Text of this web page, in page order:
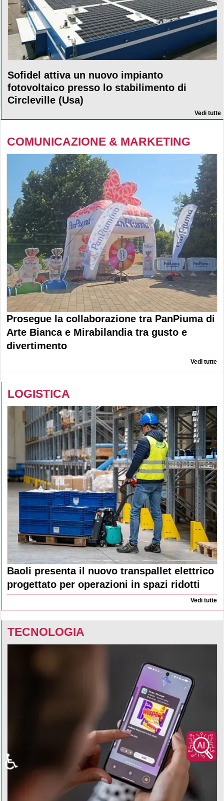
Sofidel attiva un nuovo impianto
fotovoltaico presso lo stabilimento di
Circleville (Usa)
Vedi tutte
COMUNICAZIONE & MARKETING
Prosegue la collaborazione tra PanPiuma di
Arte Bianca e Mirabilandia tra gusto e
divertimento
Vedi tutte
LOGISTICA
Baoli presenta il nuovo transpallet elettrico
progettato per operazioni in spazi ridotti
Vedi tutte
TECNOLOGIA